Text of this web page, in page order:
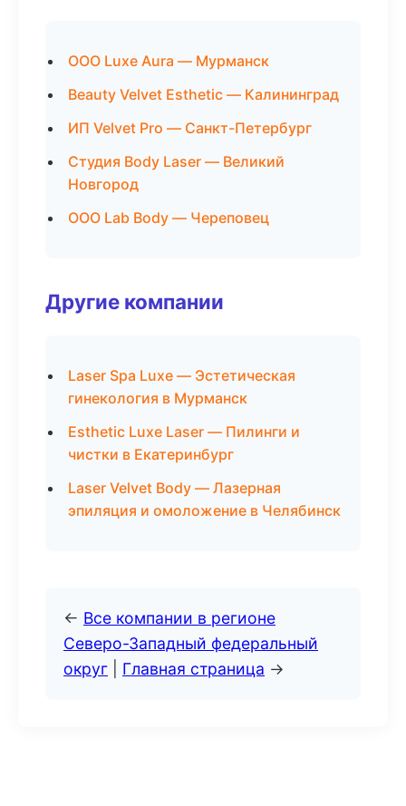
ООО Luxe Aura — Мурманск
Beauty Velvet Esthetic — Калининград
ИП Velvet Pro — Санкт-Петербург
Студия Body Laser — Великий
Новгород
ООО Lab Body — Череповец
Другие компании
Laser Spa Luxe — Эстетическая
гинекология в Мурманск
Esthetic Luxe Laser — Пилинги и
чистки в Екатеринбург
Laser Velvet Body — Лазерная
эпиляция и омоложение в Челябинск
← Все компании в регионе
Северо-Западный федеральный
округ
Главная страница →